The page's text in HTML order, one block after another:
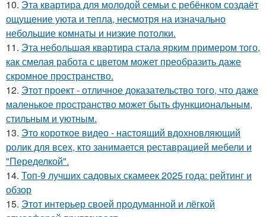
10. Эта квартира для молодой семьи с ребёнком создаёт
ощущение уюта и тепла, несмотря на изначально
небольшие комнаты и низкие потолки.
11. Эта небольшая квартира стала ярким примером того,
как смелая работа с цветом может преобразить даже
скромное пространство.
12. Этот проект - отличное доказательство того, что даже
маленькое пространство может быть функциональным,
стильным и уютным.
13. Это короткое видео - настоящий вдохновляющий
ролик для всех, кто занимается реставрацией мебели и
"Переделкой".
14. Топ-9 лучших садовых скамеек 2025 года: рейтинг и
обзор
15. Этот интерьер своей продуманной и лёгкой